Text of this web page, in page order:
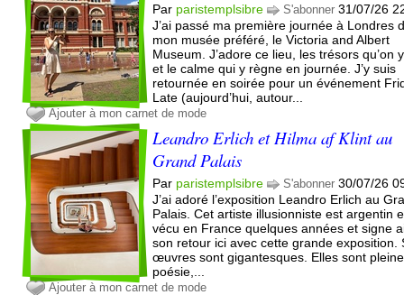
Par paristemplsibre S'abonner 31/07/26
J’ai passé ma première journée à Londres
mon musée préféré, le Victoria and Albert
Museum. J’adore ce lieu, les trésors qu’on
et le calme qui y règne en journée. J’y suis
retournée en soirée pour un événement
Late (aujourd’hui, autour...
Ajouter à mon carnet de mode
Leandro Erlich et Hilma af Klint au
Grand Palais
Par paristemplsibre S'abonner 30/07/26
J’ai adoré l’exposition Leandro Erlich au
Palais. Cet artiste illusionniste est argentin
vécu en France quelques années et signe
son retour ici avec cette grande exposition.
œuvres sont gigantesques. Elles sont
poésie,...
Ajouter à mon carnet de mode